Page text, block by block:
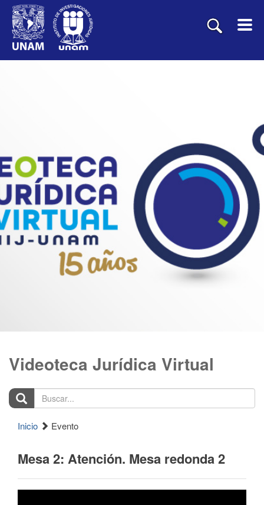
Videoteca Jurídica Virtual
Buscar...
Inicio Evento
Mesa 2: Atención. Mesa redonda 2